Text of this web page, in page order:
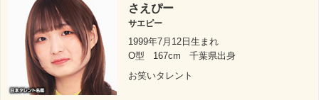
さえぴー
サエピー
1999年7月12日生まれ
O型
167cm
千葉県出身
お笑いタレント